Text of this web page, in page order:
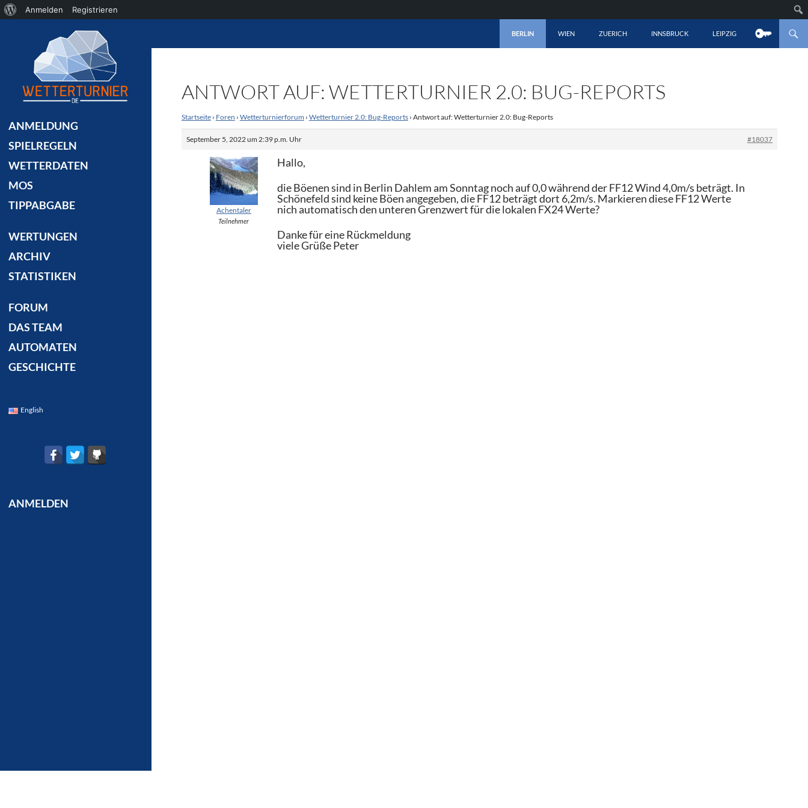
BERLIN
WIEN ZUERICH INNSBRUCK LEIPZIG
ANTWORT AUF: WETTERTURNIER 2.0: BUG-REPORTS
Startseite › Foren › Wetterturnierforum › Wetterturnier 2.0: Bug-Reports › Antwort auf: Wetterturnier 2.0: Bug-Reports
September 5, 2022 um 2:39 p.m. Uhr #18037
Achentaler
Teilnehmer
Hallo,
die Böenen sind in Berlin Dahlem am Sonntag noch auf 0,0 während der FF12 Wind 4,0m/s beträgt. In
Schönefeld sind keine Böen angegeben, die FF12 beträgt dort 6,2m/s. Markieren diese FF12 Werte
nich automatisch den unteren Grenzwert für die lokalen FX24 Werte?
Danke für eine Rückmeldung
viele Grüße Peter
ANMELDUNG
SPIELREGELN
WETTERDATEN
MOS
TIPPABGABE
WERTUNGEN
ARCHIV
STATISTIKEN
FORUM
DAS TEAM
AUTOMATEN
GESCHICHTE
English
ANMELDEN
Über
Anmelden Registrieren